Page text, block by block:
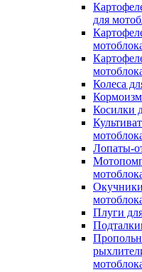
для
Колеса
Косилки
Лопаты-
Плуги